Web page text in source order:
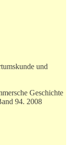
und
Geschichte
94. 2008